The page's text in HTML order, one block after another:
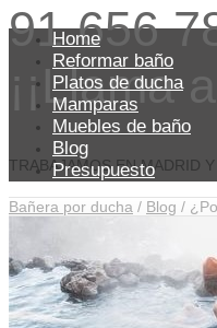
91 656
¡¡Llama
TRABAJAMOS EN MADRID
Home
Reformar baño
Platos de ducha
Mamparas
Muebles de baño
Blog
Presupuesto
Bañera por ducha / Blog /